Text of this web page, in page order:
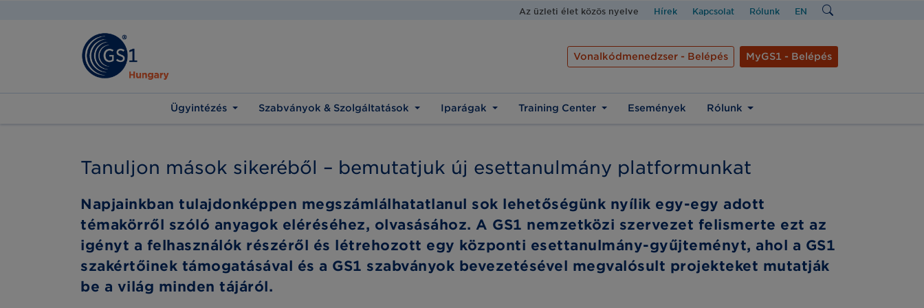
Az üzleti élet közös nyelve Hírek Kapcsolat Rólunk EN
Vonalkódmenedzser - Belépés MyGS1 - Belépés
Ügyintézés Szabványok & Szolgáltatások Iparágak Training Center Események Rólunk
Tanuljon mások sikeréből – bemutatjuk új esettanulmány platformunkat
Napjainkban tulajdonképpen megszámlálhatatlanul sok lehetőségünk nyílik egy-egy adott
témakörről szóló anyagok eléréséhez, olvasásához. A GS1 nemzetközi szervezet felismerte ezt az
igényt a felhasználók részéről és létrehozott egy központi esettanulmány-gyűjteményt, ahol a GS1
szakértőinek támogatásával és a GS1 szabványok bevezetésével megvalósult projekteket mutatják
be a világ minden tájáról.